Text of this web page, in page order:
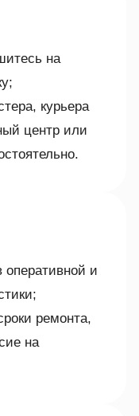
на
курьера
центр или
оперативной и
ремонта,
на